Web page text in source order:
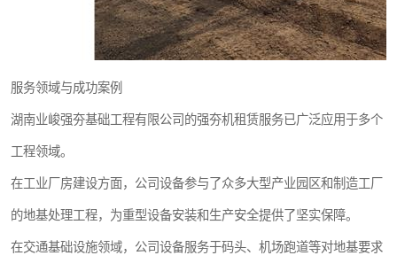
服务领域与成功案例
湖南业峻强夯基础工程有限公司的强夯机租赁服务已广泛应用于多个
工程领域。
在工业厂房建设方面，公司设备参与了众多大型产业园区和制造工厂
的地基处理工程，为重型设备安装和生产安全提供了坚实保障。
在交通基础设施领域，公司设备服务于码头、机场跑道等对地基要求